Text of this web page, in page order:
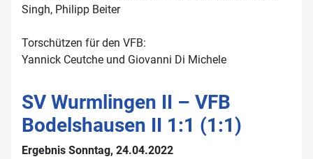
Singh, Philipp Beiter
Torschützen für den VFB:
Yannick Ceutche und Giovanni Di Michele
SV Wurmlingen II – VFB
Bodelshausen II 1:1 (1:1)
Ergebnis Sonntag, 24.04.2022